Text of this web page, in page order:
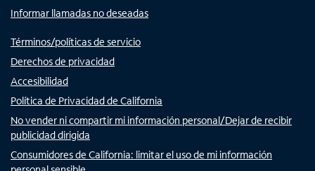
Informar llamadas no deseadas
Términos/políticas de servicio
Derechos de privacidad
Accesibilidad
Política de Privacidad de California
No vender ni compartir mi información personal/Dejar de recibir
publicidad dirigida
Consumidores de California: limitar el uso de mi información